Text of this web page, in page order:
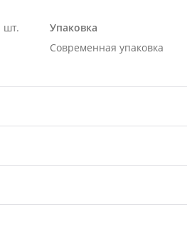
шт.
Упаковка
Современная упаковка